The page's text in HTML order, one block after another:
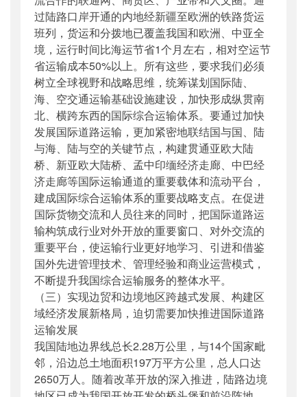
过陆路口岸开通的内地经新疆至欧洲的铁路货运
班列，货运和分拨地已覆盖我国和欧洲、中亚全
境，运行时间比海运节省1个月左右，相对空运节
省运输成本50%以上。所有这些，要求我们必须
树立全球视野和战略思维，统筹谋划国际陆、
海、空交通运输基础设施建设，加快形成纵贯南
北、横跨东西的国际综合运输体系。要通过加快
发展国际道路运输，更加紧密地联结国与国、陆
与海、陆与空的关键节点，构建贯通亚欧大陆
桥、新亚欧大陆桥、孟中印缅经济走廊、中巴经
济走廊等国际运输通道的重要载体和流动平台，
建成国际综合运输体系的重要战略支点。在促进
国际货物交流和人员往来的同时，把国际道路运
输构筑成行业对外开放的重要窗口、对外交流的
重要平台，使运输行业更好地学习、引进和借鉴
国外先进管理技术、管理经验和商业运营模式，
不断提升我国综合运输服务的整体水平。
（三）实现边贸和边境地区跨越式发展、构建区
域经济发展新格局，迫切需要加快推进国际道路
运输发展
我国陆地边界线总长2.28万公里，与14个国家毗
邻，沿边总土地面积197万平方公里，总人口达
2650万人。随着改革开放的深入推进，陆路边境